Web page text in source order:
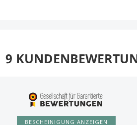
9
BESCHEINIGUNG ANZEIGEN